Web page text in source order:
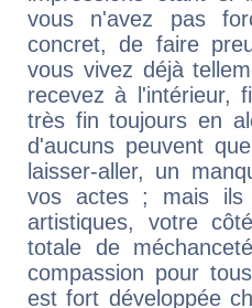
vous n'avez pas
concret, de faire
vous vivez déjà
recevez à l'intérieur,
très fin toujours en
d'aucuns peuvent
laisser-aller, un
vos actes ; mais ils
artistiques, votre
totale de
compassion pour
est fort développée